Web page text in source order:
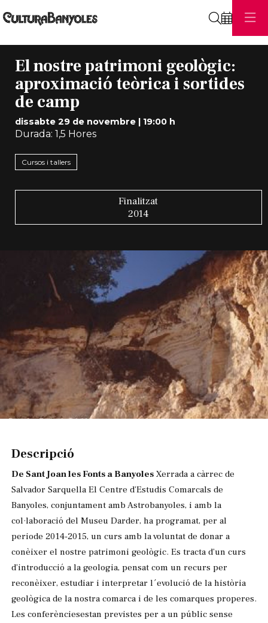
El nostre patrimoni geològic:
aproximació teòrica i sortides
de camp
dissabte 29 de novembre| 19:00 h
Durada: 1,5 Hores
Cursos i tallers
Finalitzat
2014
Descripció
De Sant Joan les Fonts a Banyoles Xerrada a càrrec de
Salvador Sarquella El Centre d’Estudis Comarcals de
Banyoles, conjuntament amb Astrobanyoles, i amb la
col·laboració del Museu Darder, ha programat, per al
periode 2014-2015, un curs amb la voluntat de donar a
conèixer el nostre patrimoni geològic. Es tracta d’un curs
d’introducció a la geologia, pensat com un recurs per
reconèixer, estudiar i interpretar l´evolució de la història
geològica de la nostra comarca i de les comarques properes.
Les conferènciesestan previstes per a un públic sense